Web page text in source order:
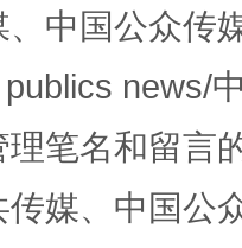
作
中国公众传
news/
笔名和留言
媒、中国公